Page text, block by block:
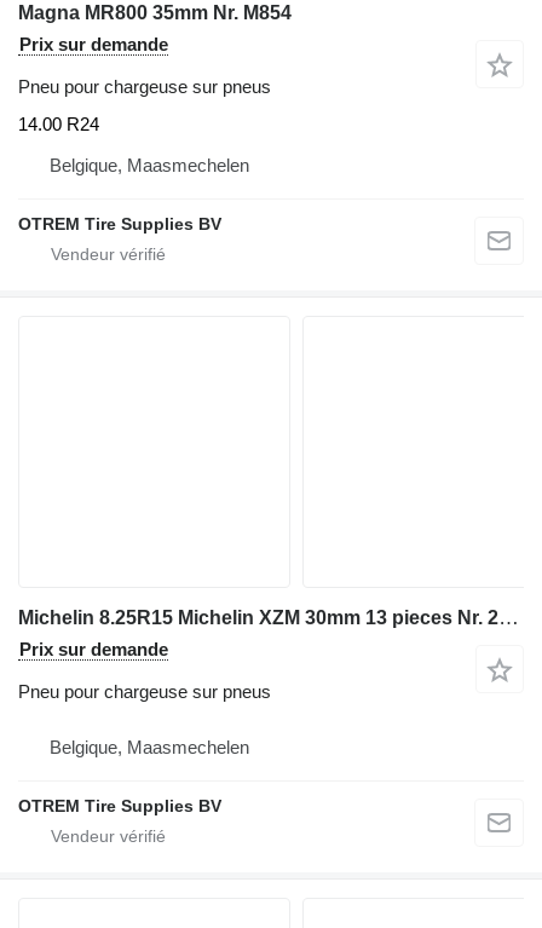
Magna MR800 35mm Nr. M854
Prix sur demande
Pneu pour chargeuse sur pneus
14.00 R24
Belgique, Maasmechelen
OTREM Tire Supplies BV
Michelin 8.25R15 Michelin XZM 30mm 13 pieces Nr. 2367
Prix sur demande
Pneu pour chargeuse sur pneus
Belgique, Maasmechelen
OTREM Tire Supplies BV